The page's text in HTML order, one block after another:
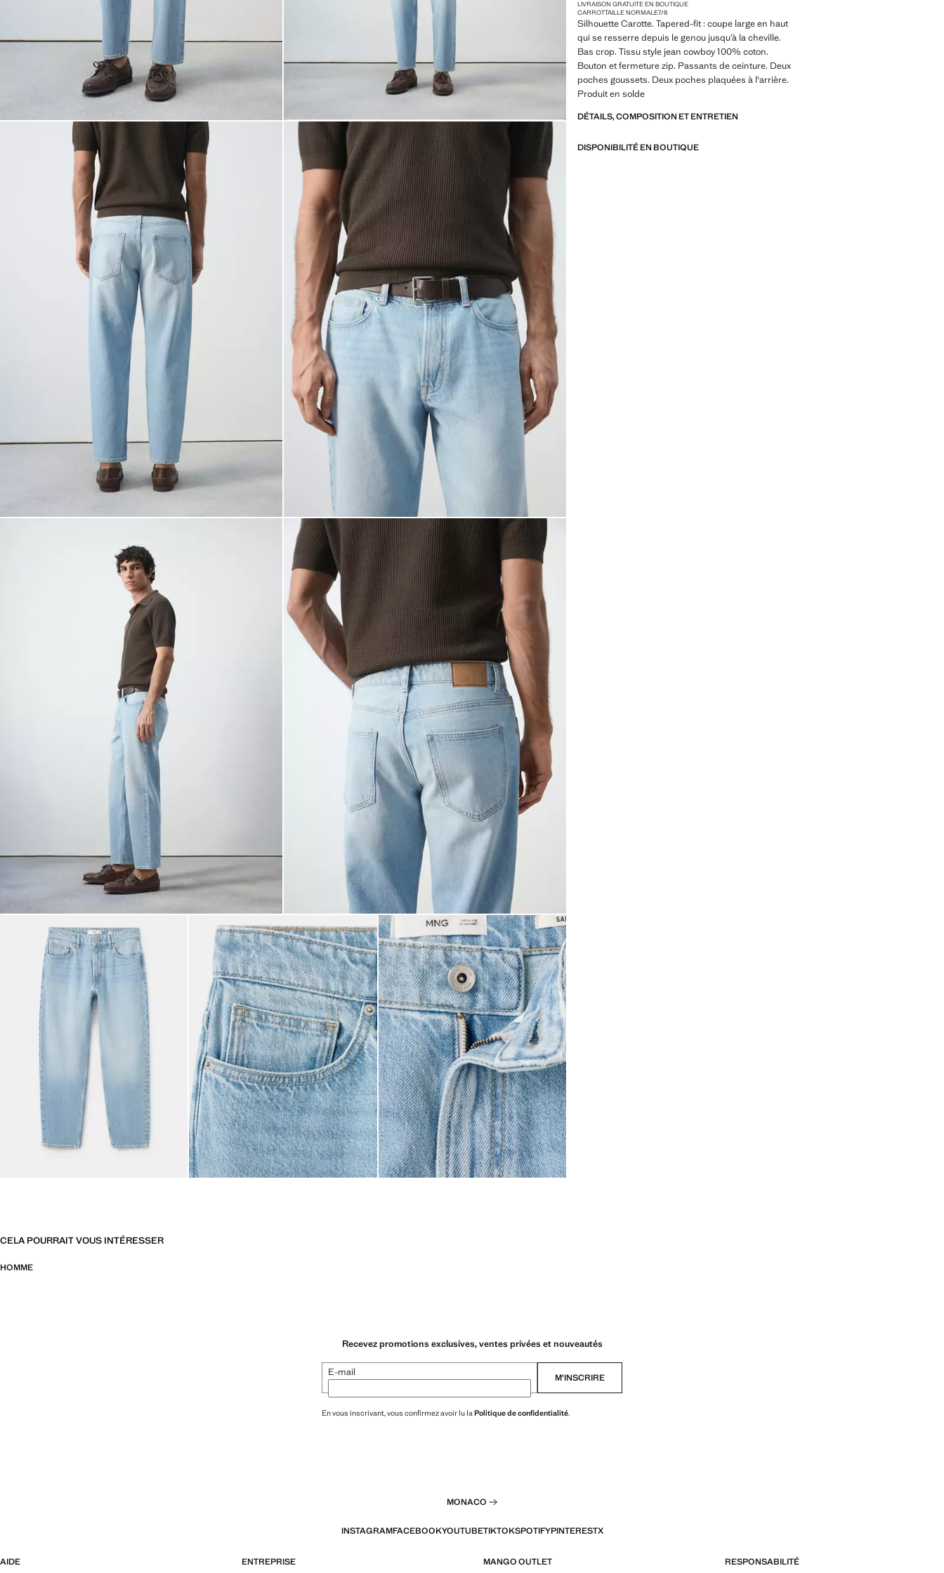
LIVRAISON GRATUITE EN BOUTIQUE
CARROTTAILLE NORMALE7/8
Silhouette Carotte. Tapered-fit : coupe large en haut
qui se resserre depuis le genou jusqu’à la cheville.
Bas crop. Tissu style jean cowboy 100% coton.
Bouton et fermeture zip. Passants de ceinture. Deux
poches goussets. Deux poches plaquées à l'arrière.
Produit en solde
DÉTAILS, COMPOSITION ET ENTRETIEN
DISPONIBILITÉ EN BOUTIQUE
CELA POURRAIT VOUS INTÉRESSER
HOMME
Recevez promotions exclusives, ventes privées et nouveautés
E-mail M’INSCRIRE
En vous inscrivant, vous confirmez avoir lu laPolitique de confidentialité.
MONACO
INSTAGRAMFACEBOOKYOUTUBETIKTOKSPOTIFYPINTERESTX
AIDE ENTREPRISE MANGO OUTLET RESPONSABILITÉ